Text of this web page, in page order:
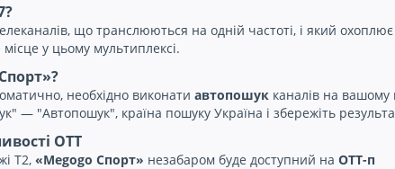
що транслюються на одній частоті, і який
у цьому мультиплексі.
необхідно виконати автопошук каналів на вашому
— "Автопошук", країна пошуку Україна і збережіть
OTT
Т2, «Megogo Спорт» незабаром буде доступний на OTT-п